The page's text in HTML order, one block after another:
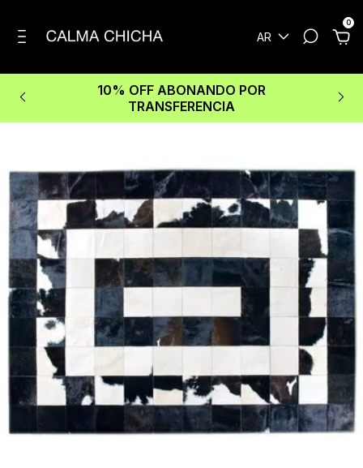
AR
0
10% OFF ABONANDO POR
TRANSFERENCIA